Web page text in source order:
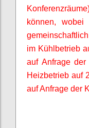
können, wobei
im Kühlbetrieb
auf Anfrage
Heizbetrieb auf
auf Anfrage der